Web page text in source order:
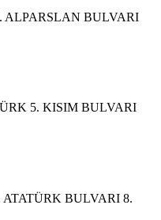
BULVARI
5. KISIM BULVARI
BULVARI 8.